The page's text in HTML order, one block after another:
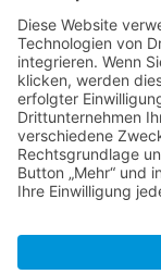
Bilder
Zuletzt
Autoren: